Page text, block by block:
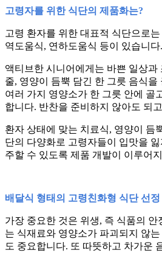
고령자를 위한 식단의 제품화는?
고령 환자를 위한 대표적 식단으로
역도움식, 연하도움식 등이 있습니다.
액티브한 시니어에게는 바쁜 일상과
줄, 영양이 듬뿍 담긴 한 그릇 음식을
여러 가지 영양소가 한 그릇 안에 골
합니다. 반찬을 준비하지 않아도 되
환자 상태에 맞는 치료식, 영양이 듬
단의 다양화로 고령자들이 입맛을
주할 수 있도록 제품 개발이 이루어
배달식 형태의 고령친화형 식단 선정
가장 중요한 것은 위생, 즉 식품의 안
는 식재료와 영양소가 파괴되지 않
도 중요합니다. 또 따뜻하고 차가운